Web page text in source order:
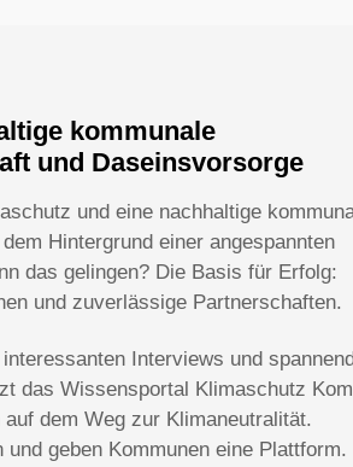
kommunale
und Daseinsvorsorge
und eine nachhaltige
Hintergrund einer angespannten
das gelingen? Die Basis für Erfolg:
und zuverlässige Partnerschaften.
Interviews und
das Wissensportal Klimaschutz
dem Weg zur Klimaneutralität.
geben Kommunen eine Plattform.